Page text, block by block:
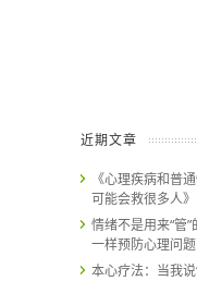
近期文章
《心理疾病和普
可能会救很多人》
情绪不是用来“管
一样预防心理问
本心疗法：当我